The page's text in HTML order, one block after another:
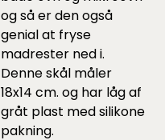
og så er den også
genial at fryse
madrester ned i.
Denne skål måler
18x14 cm. og har låg af
gråt plast med silikone
pakning.